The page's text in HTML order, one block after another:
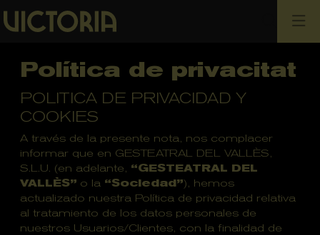
Política de privacitat
POLITICA DE PRIVACIDAD Y
COOKIES
A través de la presente nota, nos complacer
informar que en GESTEATRAL DEL VALLÈS,
S.L.U. (en adelante, “GESTEATRAL DEL
VALLÈS” o la “Sociedad”), hemos
actualizado nuestra Política de privacidad relativa
al tratamiento de los datos personales de
nuestros Usuarios/Clientes, con la finalidad de